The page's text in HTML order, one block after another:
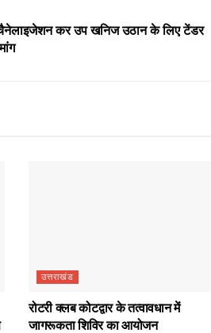
कर उप खनिज उठान के लिए टेंडर
उत्तराखंड
रोटरी क्लब कोटद्वार के तत्वावधान में
जागरूकता शिविर का आयोजन